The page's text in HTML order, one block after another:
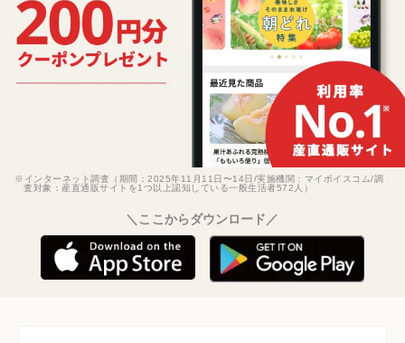
※インターネット調査（期間：2025年11月11日〜14日/実施機関：マイボイスコム/調
査対象：産直通販サイトを1つ以上認知している一般生活者572人）
＼ここからダウンロード／